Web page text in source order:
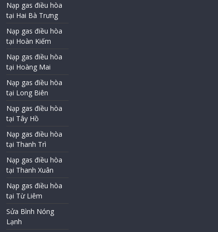
Nạp gas điều hòa
tại Hai Bà Trưng
Nạp gas điều hòa
tại Hoàn Kiếm
Nạp gas điều hòa
tại Hoàng Mai
Nạp gas điều hòa
tại Long Biên
Nạp gas điều hòa
tại Tây Hồ
Nạp gas điều hòa
tại Thanh Trì
Nạp gas điều hòa
tại Thanh Xuân
Nạp gas điều hòa
tại Từ Liêm
Sửa Bình Nóng
Lạnh